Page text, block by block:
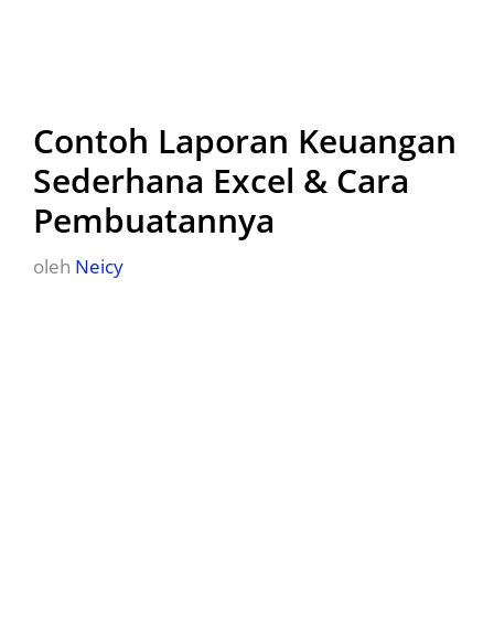
Contoh Laporan Keuangan
Sederhana Excel & Cara
Pembuatannya
oleh Neicy